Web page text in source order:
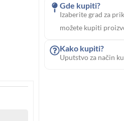
Gde kupiti?
Izaberite grad za
možete kupiti
Kako kupiti?
Uputstvo za način